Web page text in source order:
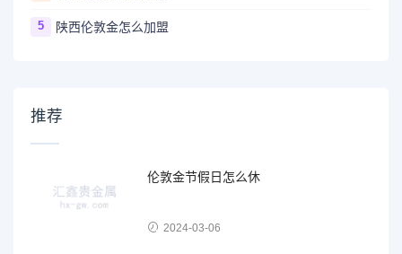
5 陕西伦敦金怎么加盟
推荐
伦敦金节假日怎么休
2024-03-06